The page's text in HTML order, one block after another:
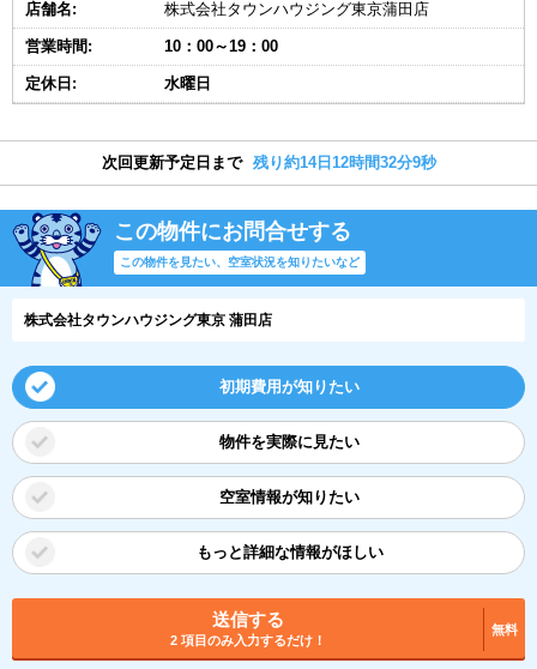
店舗名: 株式会社タウンハウジング東京蒲田店
営業時間: 10：00～19：00
定休日: 水曜日
次回更新予定日まで 残り約14日12時間32分8秒
この物件にお問合せする
この物件を見たい、空室状況を知りたいなど
株式会社タウンハウジング東京 蒲田店
初期費用が知りたい
物件を実際に見たい
空室情報が知りたい
もっと詳細な情報がほしい
送信する
2 項目のみ入力するだけ！
無料